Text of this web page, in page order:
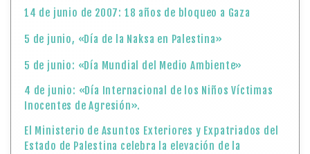
14 de junio de 2007: 18 años de bloqueo a Gaza
5 de junio, «Día de la Naksa en Palestina»
5 de junio: «Día Mundial del Medio Ambiente»
4 de junio: «Día Internacional de los Niños Víctimas
Inocentes de Agresión».
El Ministerio de Asuntos Exteriores y Expatriados del
Estado de Palestina celebra la elevación de la